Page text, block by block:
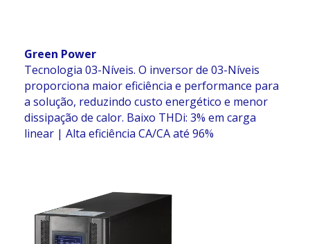
Green Power
Tecnologia 03-Níveis. O inversor de 03-Níveis
proporciona maior eficiência e performance para
a solução, reduzindo custo energético e menor
dissipação de calor. Baixo THDi: 3% em carga
linear | Alta eficiência CA/CA até 96%